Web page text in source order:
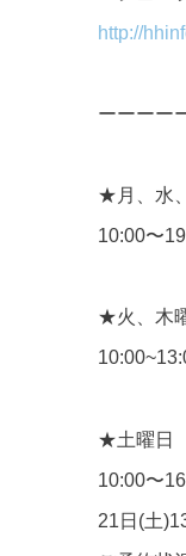
http://
ーーーー
★月、水
10:00〜
★火、木
★土曜日
10:00〜
21日(土